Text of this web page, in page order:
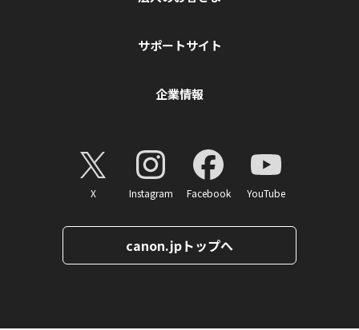
サポートサイト
企業情報
X Instagram Facebook YouTube
canon.jpトップへ